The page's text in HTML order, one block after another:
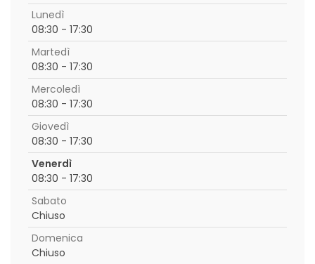
Lunedì
08:30 - 17:30
Martedì
08:30 - 17:30
Mercoledì
08:30 - 17:30
Giovedì
08:30 - 17:30
Venerdì
08:30 - 17:30
Sabato
Chiuso
Domenica
Chiuso